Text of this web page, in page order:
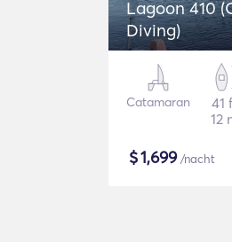
Lagoon 410
Diving)
Catamaran
41
12
$1,699/nacht